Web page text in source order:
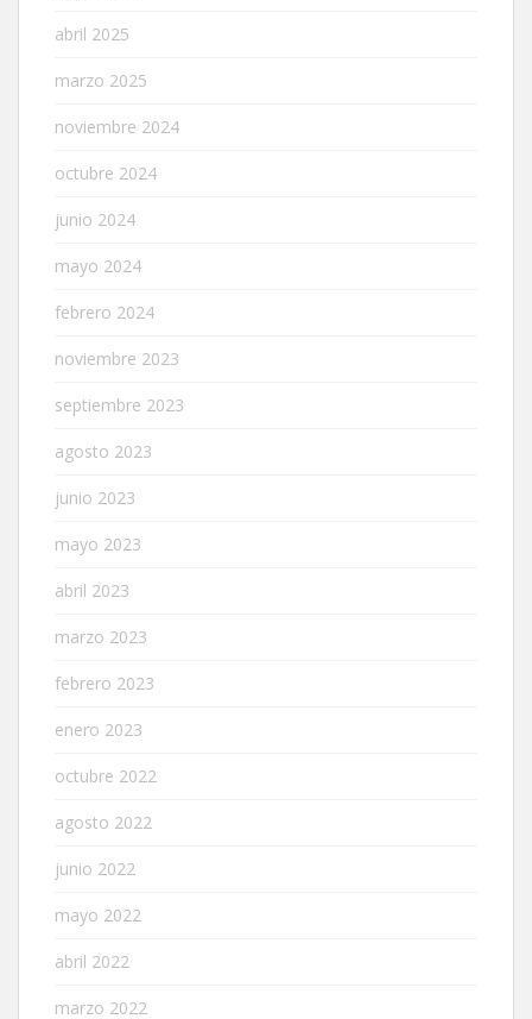
abril 2025
marzo 2025
noviembre 2024
octubre 2024
junio 2024
mayo 2024
febrero 2024
noviembre 2023
septiembre 2023
agosto 2023
junio 2023
mayo 2023
abril 2023
marzo 2023
febrero 2023
enero 2023
octubre 2022
agosto 2022
junio 2022
mayo 2022
abril 2022
marzo 2022